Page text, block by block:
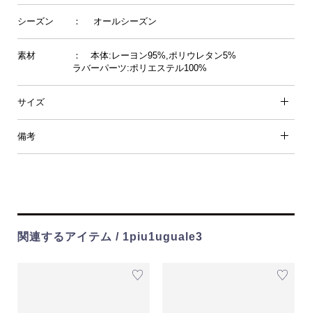
シーズン ： オールシーズン
素材
： 本体:レーヨン95%,ポリウレタン5%
ラバーパーツ:ポリエステル100%
サイズ
備考
関連するアイテム / 1piu1uguale3